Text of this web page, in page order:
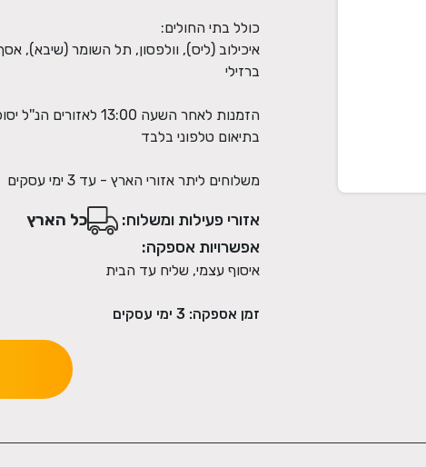
איכילוב (ליס), וולפסון, תל השומר (שיבא),
הזמנות לאחר השעה
משלוחים ליתר אזורי הארץ - עד 3 ימי עסקים
אזורי פעילות ומשלוח:
כל הארץ
אפשרויות אספקה:
איסוף עצמי, שליח עד הבית
זמן אספקה: 3 ימי עסקים